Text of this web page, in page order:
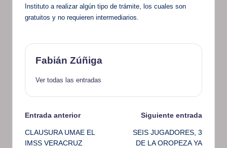
Instituto a realizar algún tipo de trámite, los cuales son
gratuitos y no requieren intermediarios.
Fabián Zúñiga
Ver todas las entradas
Navegación
de
Entrada anterior
CLAUSURA UMAE EL
IMSS VERACRUZ
Siguiente entrada
SEIS JUGADORES, 3
DE LA OROPEZA YA